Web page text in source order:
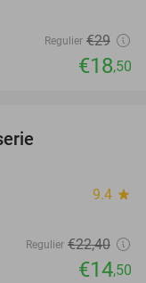
Regulier €29
€18,50
9.4 star
Regulier €22,40
€14,50